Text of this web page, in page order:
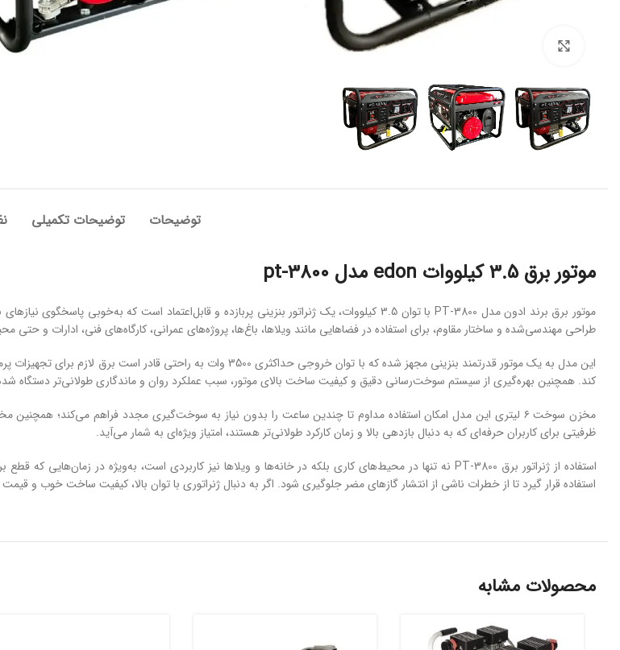
توضیحات توضیحات تکمیلی
موتور برق 3.5 کیلووات edon مدل pt-3800
موتور برق برند ادونمدل PT-3800 باتوان 3.5 کیلووات،یک ژنراتور بنزینی پربازده وقابل‌اعتماد است که به‌خوبی پاسخگوی نیازهای
طراحی مهندسی‌شده و ساختار مقاوم، برای استفادهدر فضاهایی مانند ویلاها، باغ‌ها، پروژه‌های عمرانی، کارگاه‌هایفنی، ادارات و حتی
اینمدل بهیکموتور قدرتمند بنزینی مجهز شدهکه با توانخروجی حداکثری 3500 وات به راحتیقادر است برق لازم برایتجهیزات
کند. همچنین بهره‌گیری از سیستم سوخت‌رسانی دقیق و کیفیت ساخت بالایموتور، سبب عملکرد روان و ماندگاریطولانی‌تر دستگاه
مخزن سوخت ۶ لیتری این مدل امکان استفادهمداوم تا چندین ساعت را بدون نیاز به سوخت‌گیریمجددفراهم می‌کند؛ همچنین
ظرفیتی برایکاربرانحرفه‌ایکه بهدنبال بازدهی بالا و زمانکارکرد طولانی‌تر هستند، امتیاز ویژه‌ای به شمار می‌آید.
استفاده ازژنراتور برق PT-3800 نه تنها در محیط‌های کاری بلکه درخانه‌ها و ویلاها نیزکاربردی است، به‌ویژه در زمان‌هایی که قطع
استفادهقرار گیرد تا از خطرات ناشی از انتشار گازهایمضر جلوگیری شود. اگر بهدنبال ژنراتوری باتوان بالا، کیفیت ساختخوب و قیمت
محصولات مشابه